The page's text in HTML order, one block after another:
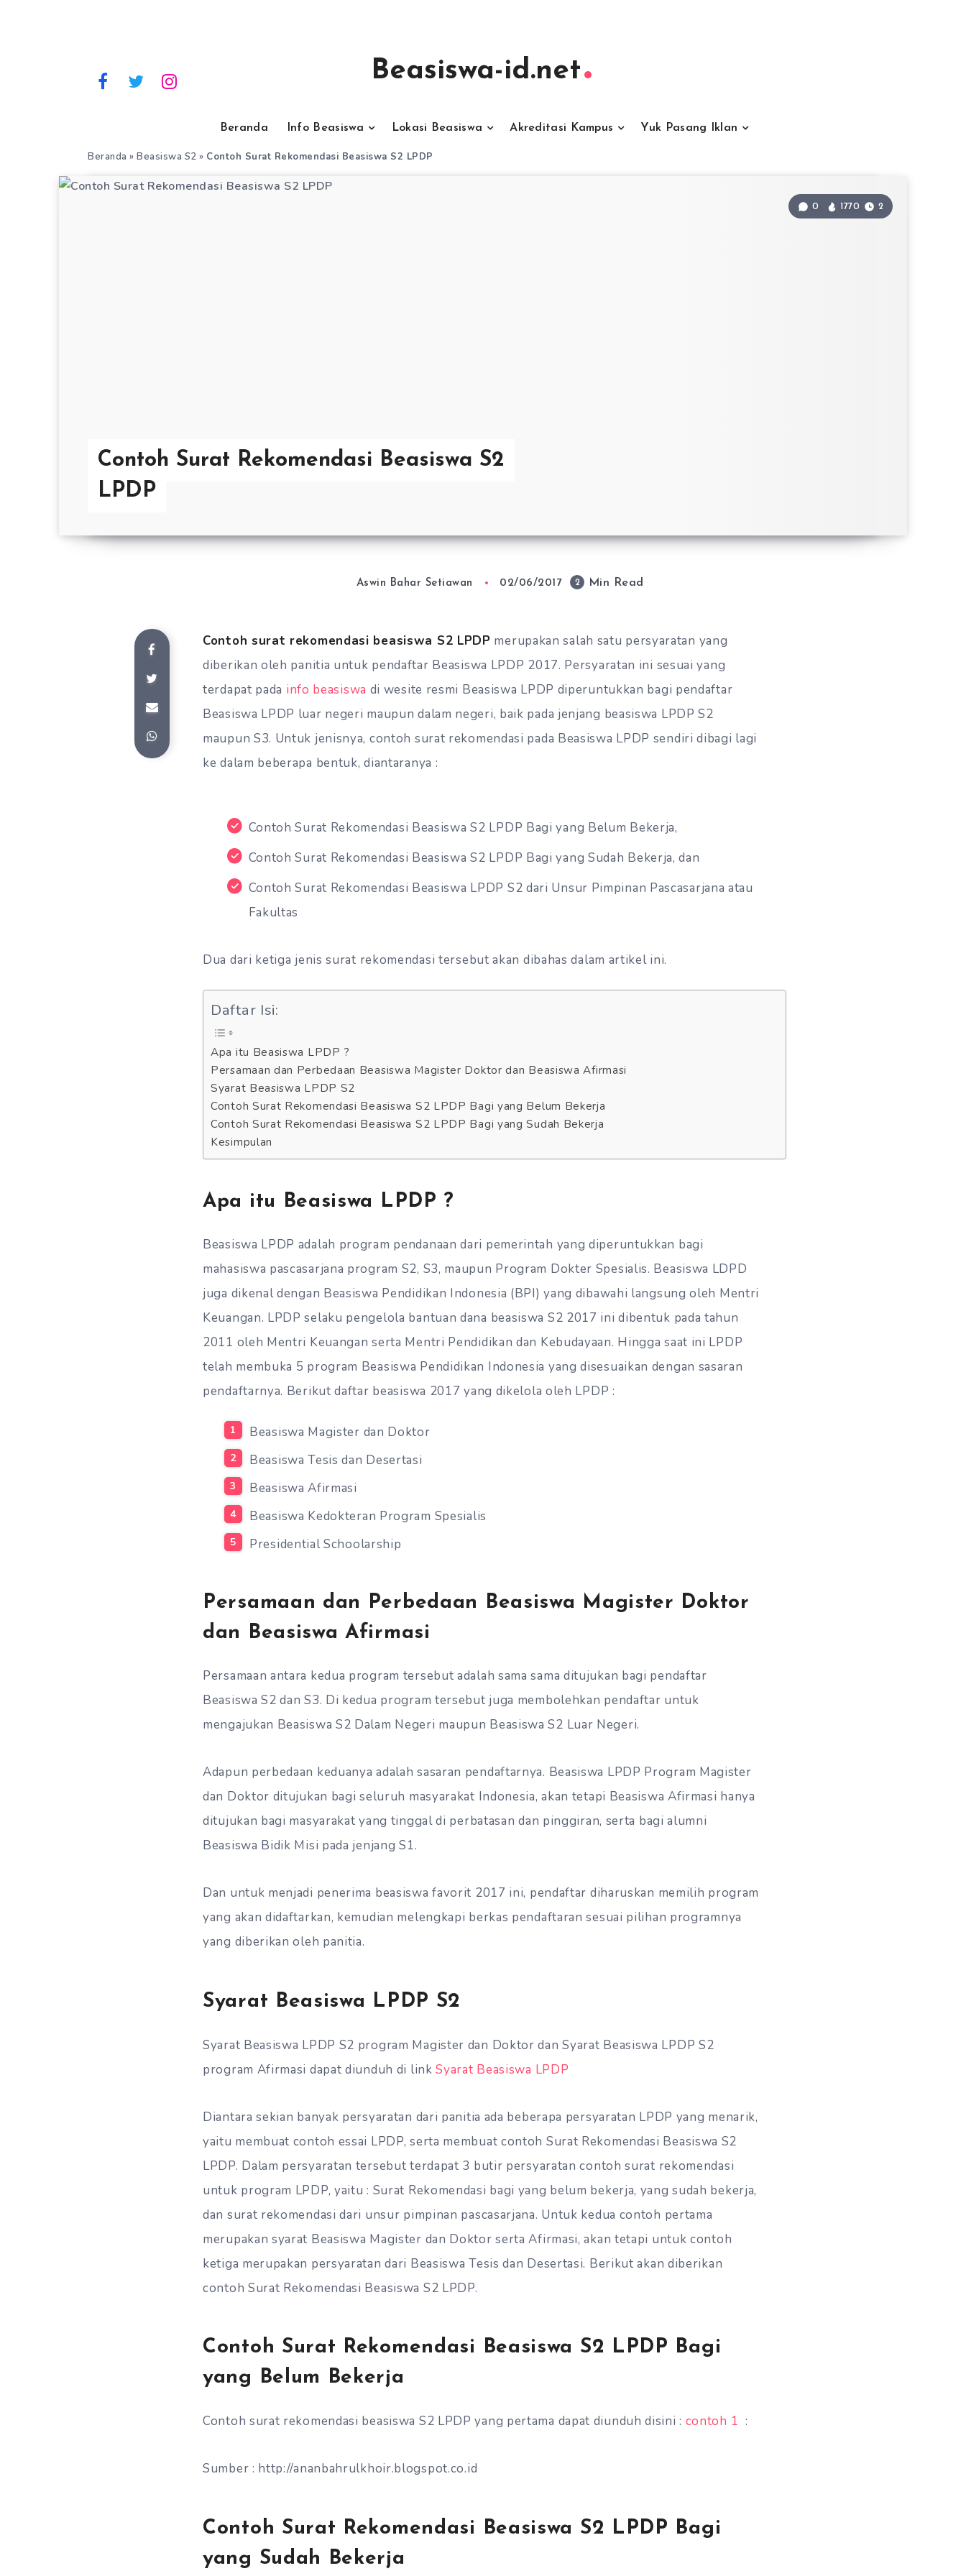
Beasiswa-id.net
Beranda Info Beasiswa Lokasi Beasiswa Akreditasi Kampus Yuk Pasang Iklan
Beranda » Beasiswa S2 » Contoh Surat Rekomendasi Beasiswa S2 LPDP
Contoh Surat Rekomendasi Beasiswa S2
LPDP
0 1770 2
Aswin Bahar Setiawan 02/06/2017 2 Min Read
Contoh surat rekomendasi beasiswa S2 LPDP merupakan salah satu persyaratan yang
diberikan oleh panitia untuk pendaftar Beasiswa LPDP 2017. Persyaratan ini sesuai yang
terdapat pada info beasiswa di wesite resmi Beasiswa LPDP diperuntukkan bagi pendaftar
Beasiswa LPDP luar negeri maupun dalam negeri, baik pada jenjang beasiswa LPDP S2
maupun S3. Untuk jenisnya, contoh surat rekomendasi pada Beasiswa LPDP sendiri dibagi lagi
ke dalam beberapa bentuk, diantaranya :
Contoh Surat Rekomendasi Beasiswa S2 LPDP Bagi yang Belum Bekerja,
Contoh Surat Rekomendasi Beasiswa S2 LPDP Bagi yang Sudah Bekerja, dan
Contoh Surat Rekomendasi Beasiswa LPDP S2 dari Unsur Pimpinan Pascasarjana atau
Fakultas
Dua dari ketiga jenis surat rekomendasi tersebut akan dibahas dalam artikel ini.
Daftar Isi:
Apa itu Beasiswa LPDP ?
Persamaan dan Perbedaan Beasiswa Magister Doktor dan Beasiswa Afirmasi
Syarat Beasiswa LPDP S2
Contoh Surat Rekomendasi Beasiswa S2 LPDP Bagi yang Belum Bekerja
Contoh Surat Rekomendasi Beasiswa S2 LPDP Bagi yang Sudah Bekerja
Kesimpulan
Apa itu Beasiswa LPDP ?
Beasiswa LPDP adalah program pendanaan dari pemerintah yang diperuntukkan bagi
mahasiswa pascasarjana program S2, S3, maupun Program Dokter Spesialis. Beasiswa LDPD
juga dikenal dengan Beasiswa Pendidikan Indonesia (BPI) yang dibawahi langsung oleh Mentri
Keuangan. LPDP selaku pengelola bantuan dana beasiswa S2 2017 ini dibentuk pada tahun
2011 oleh Mentri Keuangan serta Mentri Pendidikan dan Kebudayaan. Hingga saat ini LPDP
telah membuka 5 program Beasiswa Pendidikan Indonesia yang disesuaikan dengan sasaran
pendaftarnya. Berikut daftar beasiswa 2017 yang dikelola oleh LPDP :
Beasiswa Magister dan Doktor
Beasiswa Tesis dan Desertasi
Beasiswa Afirmasi
Beasiswa Kedokteran Program Spesialis
Presidential Schoolarship
Persamaan dan Perbedaan Beasiswa Magister Doktor
dan Beasiswa Afirmasi
Persamaan antara kedua program tersebut adalah sama sama ditujukan bagi pendaftar
Beasiswa S2 dan S3. Di kedua program tersebut juga membolehkan pendaftar untuk
mengajukan Beasiswa S2 Dalam Negeri maupun Beasiswa S2 Luar Negeri.
Adapun perbedaan keduanya adalah sasaran pendaftarnya. Beasiswa LPDP Program Magister
dan Doktor ditujukan bagi seluruh masyarakat Indonesia, akan tetapi Beasiswa Afirmasi hanya
ditujukan bagi masyarakat yang tinggal di perbatasan dan pinggiran, serta bagi alumni
Beasiswa Bidik Misi pada jenjang S1.
Dan untuk menjadi penerima beasiswa favorit 2017 ini, pendaftar diharuskan memilih program
yang akan didaftarkan, kemudian melengkapi berkas pendaftaran sesuai pilihan programnya
yang diberikan oleh panitia.
Syarat Beasiswa LPDP S2
Syarat Beasiswa LPDP S2 program Magister dan Doktor dan Syarat Beasiswa LPDP S2
program Afirmasi dapat diunduh di linkSyarat Beasiswa LPDP
Diantara sekian banyak persyaratan dari panitia ada beberapa persyaratan LPDP yang menarik,
yaitu membuat contoh essai LPDP, serta membuat contoh Surat Rekomendasi Beasiswa S2
LPDP. Dalam persyaratan tersebut terdapat 3 butir persyaratan contoh surat rekomendasi
untuk program LPDP, yaitu : Surat Rekomendasi bagi yang belum bekerja, yang sudah bekerja,
dan surat rekomendasi dari unsur pimpinan pascasarjana. Untuk kedua contoh pertama
merupakan syarat Beasiswa Magister dan Doktor serta Afirmasi, akan tetapi untuk contoh
ketiga merupakan persyaratan dari Beasiswa Tesis dan Desertasi. Berikut akan diberikan
contoh Surat Rekomendasi Beasiswa S2 LPDP.
Contoh Surat Rekomendasi Beasiswa S2 LPDP Bagi
yang Belum Bekerja
Contoh surat rekomendasi beasiswa S2 LPDP yang pertama dapat diunduh disini : contoh 1 :
Sumber : http://ananbahrulkhoir.blogspot.co.id
Contoh Surat Rekomendasi Beasiswa S2 LPDP Bagi
yang Sudah Bekerja